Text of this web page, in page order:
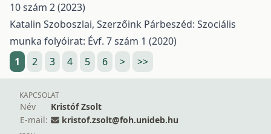
10 szám 2 (2023)
Katalin Szoboszlai, Szerzőink Párbeszéd: Szociális
munka folyóirat: Évf. 7 szám 1 (2020)
1
2 3 4 5 6 > >>
KAPCSOLAT
Név
Kristóf Zsolt
E-mail:
kristof.zsolt@foh.unideb.hu